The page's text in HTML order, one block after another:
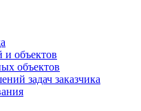
и объектов
объектов
задач заказчика